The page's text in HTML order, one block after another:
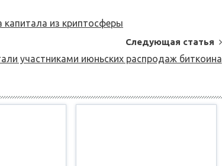
капитала из криптосферы
Следующая статья
участниками июньских распродаж биткоина